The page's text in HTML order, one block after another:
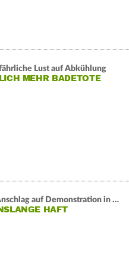
Lust auf Abkühlung
MEHR BADETOTE
Auto-Anschlag auf Demonstration in München:
HAFT